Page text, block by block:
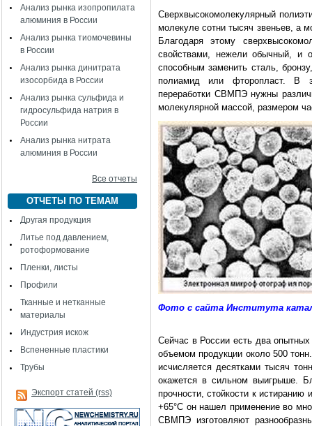
Анализ рынка изопропилата
алюминия в России
Анализ рынка тиомочевины
в России
Анализ рынка динитрата
изосорбида в России
Анализ рынка сульфида и
гидросульфида натрия в
России
Анализ рынка нитрата
алюминия в России
Все отчеты
ОТЧЕТЫ ПО ТЕМАМ
Другая продукция
Литье под давлением,
ротоформование
Пленки, листы
Профили
Тканные и нетканные
материалы
Индустрия искож
Вспененные пластики
Трубы
Экспорт статей (rss)
Сверхвысокомолекулярный
молекуле сотни тысяч звеньев, а
Благодаря этому
свойствами, нежели обычный, и
способным заменить сталь,
полиамид или фторопласт. В
переработки СВМПЭ нужны
молекулярной массой, размером
Фото с сайта Института
Сейчас в России есть два
объемом продукции около 500
исчисляется десятками тысяч
окажется в сильном выигрыше.
прочности, стойкости к
+65°С он нашел применение во
СВМПЭ изготовляют